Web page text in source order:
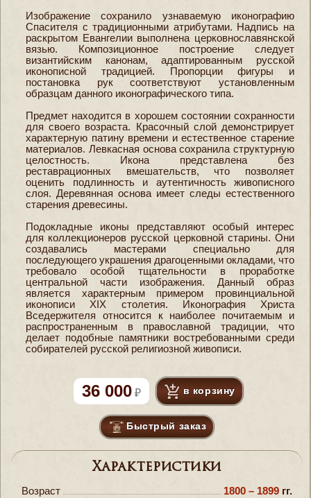
Изображение сохранило узнаваемую иконографию
Спасителя с традиционными атрибутами. Надпись на
раскрытом Евангелии выполнена церковнославянской
вязью. Композиционное построение следует
византийским канонам, адаптированным русской
иконописной традицией. Пропорции фигуры и
постановка рук соответствуют установленным
образцам данного иконографического типа.
Предмет находится в хорошем состоянии сохранности
для своего возраста. Красочный слой демонстрирует
характерную патину времени и естественное старение
материалов. Левкасная основа сохранила структурную
целостность. Икона представлена без
реставрационных вмешательств, что позволяет
оценить подлинность и аутентичность живописного
слоя. Деревянная основа имеет следы естественного
старения древесины.
Подокладные иконы представляют особый интерес
для коллекционеров русской церковной старины. Они
создавались мастерами специально для
последующего украшения драгоценными окладами, что
требовало особой тщательности в проработке
центральной части изображения. Данный образ
является характерным примером провинциальной
иконописи XIX столетия. Иконография Христа
Вседержителя относится к наиболее почитаемым и
распространенным в православной традиции, что
делает подобные памятники востребованными среди
собирателей русской религиозной живописи.
36 000 в корзину
Быстрый заказ
Характеристики
Возраст 1800 – 1899 гг.